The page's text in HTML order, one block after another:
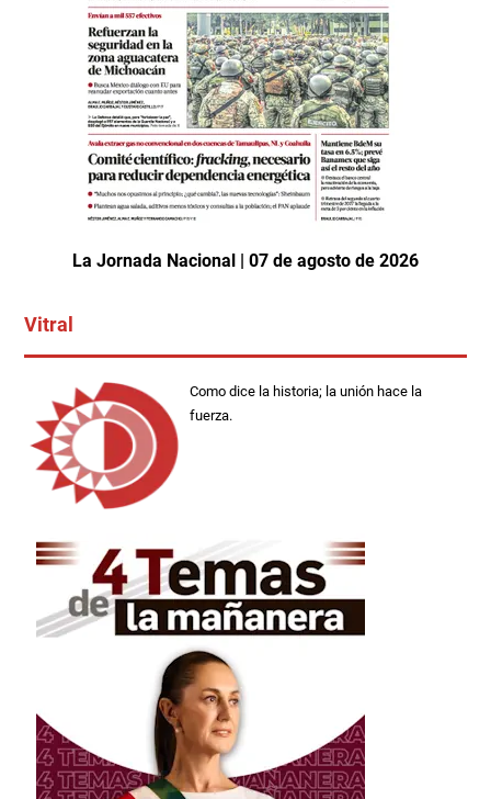
La Jornada Nacional | 07 de agosto de 2026
Vitral
Como dice la historia; la unión hace la
fuerza.